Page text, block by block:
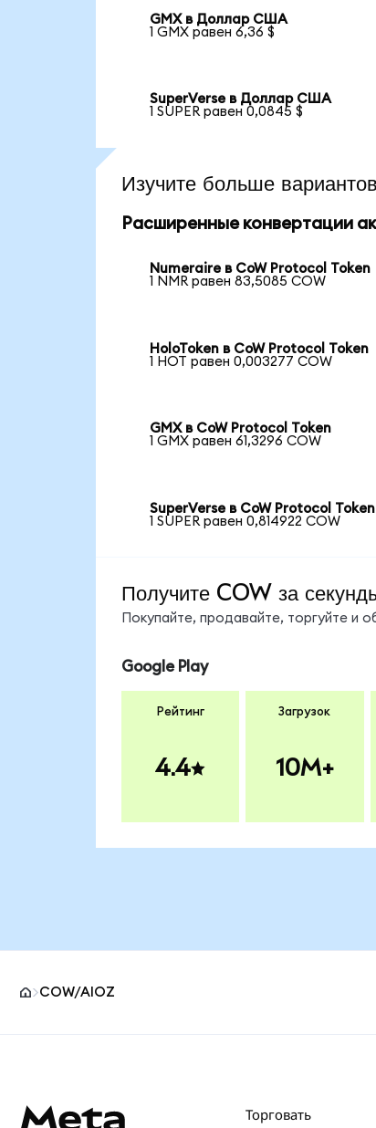
GMX в Доллар США
1 GMX равен 6,36 $
SuperVerse в Доллар США
1 SUPER равен 0,0845 $
Изучите больше
Расширенные конвертации
Numeraire в CoW Protocol Token
1 NMR равен 83,5085 COW
HoloToken в CoW Protocol Token
1 HOT равен 0,003277 COW
GMX в CoW Protocol Token
1 GMX равен 61,3296 COW
SuperVerse в CoW Protocol Token
1 SUPER равен 0,814922 COW
Получите COW за
Покупайте, продавайте, торгуйте и
Google Play
Рейтинг
4.4
Загрузок
10M+
COW/AIOZ
Торговать